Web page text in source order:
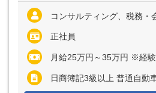
コンサルティング、税務・
正社員
月給25万円～35万円 ※経験・能力など考慮の上、決定いたします ※上記に固定残業代（
日商簿記3級以上 普通自動